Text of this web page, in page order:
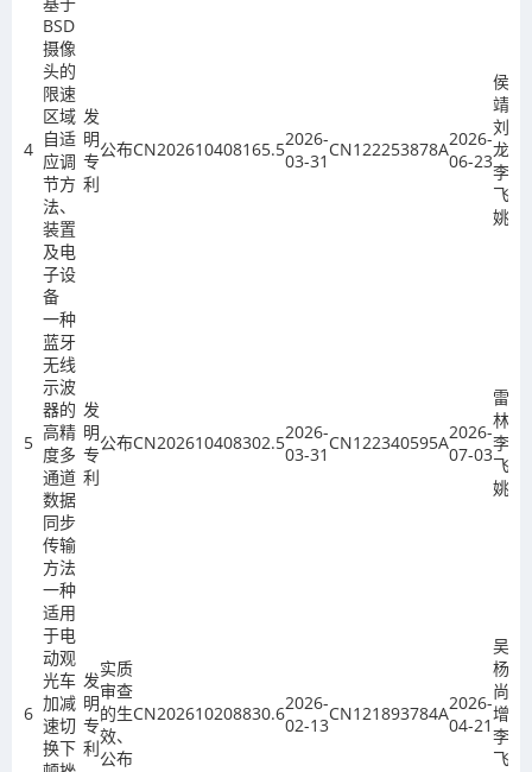
4
BSD
摄像
头的
限速
区域
自适
应调
节方
法、
装置
及电
子设
备
发
明
专
利
公布CN202610408165.52026-
03-31
CN122253878A2026-
06-23
侯
靖、
刘玉
龙、
李
飞、
姚欣
5
一种
蓝牙
无线
示波
器的
高精
度多
通道
数据
同步
传输
方法
发
明
专
利
公布CN202610408302.52026-
03-31
CN122340595A2026-
07-03
雷泽
林、
李
飞、
姚欣
6
一种
适用
于电
动观
光车
加减
速切
换下
发
明
专
利
实质
审查
的生
效、
公布
CN202610208830.62026-
02-13
CN121893784A2026-
04-21
吴春
杨、
尚会
增、
李
飞、